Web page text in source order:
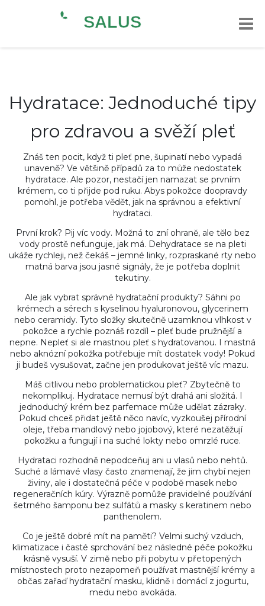
Hydratace: Jednoduché tipy
pro zdravou a svěží pleť
Znáš ten pocit, když ti pleť pne, šupinatí nebo vypadá
unaveně? Ve většině případů za to může nedostatek
hydratace. Ale pozor, nestačí jen namazat se prvním
krémem, co ti přijde pod ruku. Abys pokožce doopravdy
pomohl, je potřeba vědět, jak na správnou a efektivní
hydrataci.
První krok? Pij víc vody. Možná to zní ohraně, ale tělo bez
vody prostě nefunguje, jak má. Dehydratace se na pleti
ukáže rychleji, než čekáš – jemné linky, rozpraskané rty nebo
matná barva jsou jasné signály, že je potřeba doplnit
tekutiny.
Ale jak vybrat správné hydratační produkty? Sáhni po
krémech a sérech s kyselinou hyaluronovou, glycerinem
nebo ceramidy. Tyto složky skutečně uzamknou vlhkost v
pokožce a rychle poznáš rozdíl – pleť bude pružnější a
nepne. Nepleť si ale mastnou pleť s hydratovanou. I mastná
nebo aknózní pokožka potřebuje mít dostatek vody! Pokud
ji budeš vysušovat, začne jen produkovat ještě víc mazu.
Máš citlivou nebo problematickou pleť? Zbytečně to
nekomplikuj. Hydratace nemusí být drahá ani složitá. I
jednoduchý krém bez parfemace může udělat zázraky.
Pokud chceš přidat ještě něco navíc, vyzkoušej přírodní
oleje, třeba mandlový nebo jojobový, které nezatěžují
pokožku a fungují i na suché lokty nebo omrzlé ruce.
Hydrataci rozhodně nepodceňuj ani u vlasů nebo nehtů.
Suché a lámavé vlasy často znamenají, že jim chybí nejen
živiny, ale i dostatečná péče v podobě masek nebo
regeneračních kúry. Výrazně pomůže pravidelné používání
šetrného šamponu bez sulfátů a masky s keratinem nebo
panthenolem.
Co je ještě dobré mít na paměti? Velmi suchý vzduch,
klimatizace i časté sprchování bez následné péče pokožku
krásně vysuší. V zimě nebo při pobytu v přetopených
místnostech proto nezapomeň používat mastnější krémy a
občas zařaď hydratační masku, klidně i domácí z jogurtu,
medu nebo avokáda.